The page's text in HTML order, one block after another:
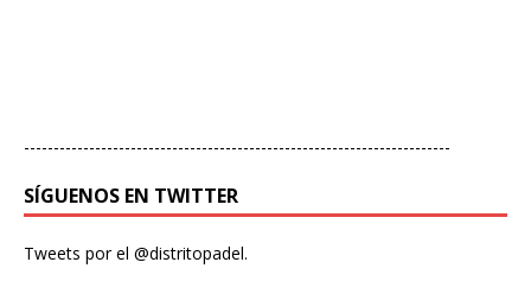
------------------------------------------------------------------------
SÍGUENOS EN TWITTER
Tweets por el @distritopadel.